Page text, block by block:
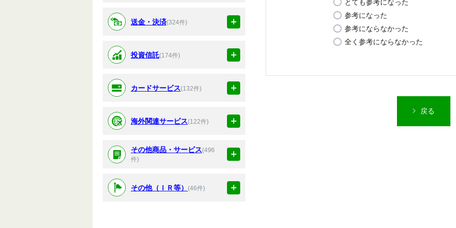
送金・決済(324件)
投資信託(174件)
カードサービス(132件)
海外関連サービス(122件)
その他商品・サービス(496
件)
その他（ＩＲ等） (46件)
とても参考になった
参考になった
参考にならなかった
全く参考にならなかった
戻る